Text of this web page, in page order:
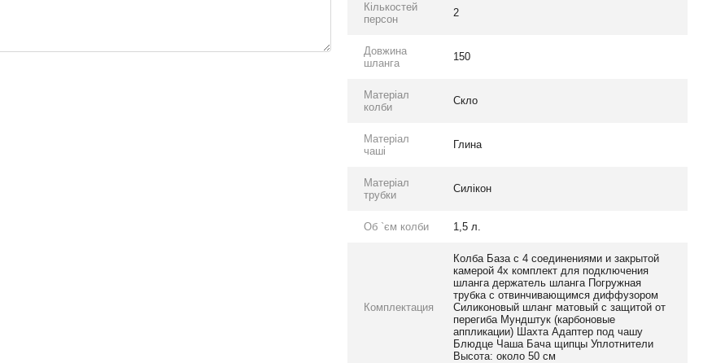
Кількостей
персон
2
Довжина
шланга
150
Матеріал
колби
Скло
Матеріал
чаші
Глина
Матеріал
трубки
Силікон
Об `єм колби 1,5 л.
Комплектация
Колба База с 4 соединениями и закрытой
камерой 4x комплект для подключения
шланга держатель шланга Погружная
трубка с отвинчивающимся диффузором
Силиконовый шланг матовый с защитой от
перегиба Мундштук (карбоновые
аппликации) Шахта Адаптер под чашу
Блюдце Чаша Бача щипцы Уплотнители
Высота: около 50 см